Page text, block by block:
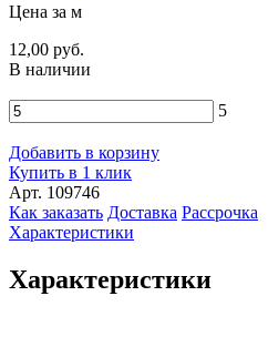
Цена за м
12,00 руб.
В наличии
5
Добавить в корзину
Купить в 1 клик
Арт. 109746
Как заказать Доставка Рассрочка
Характеристики
Характеристики